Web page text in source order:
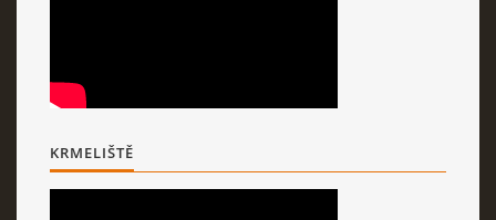
KRMELIŠTĚ